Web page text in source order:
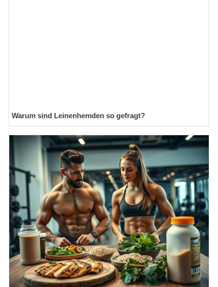
Warum sind Leinenhemden so gefragt?